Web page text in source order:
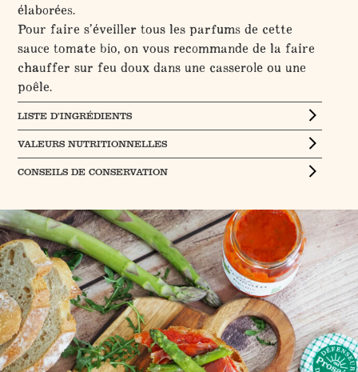
élaborées.
Pour faire s’éveiller tous les parfums de cette
sauce tomate bio, on vous recommande de la faire
chauffer sur feu doux dans une casserole ou une
poêle.
LISTE D’INGRÉDIENTS
VALEURS NUTRITIONNELLES
CONSEILS DE CONSERVATION